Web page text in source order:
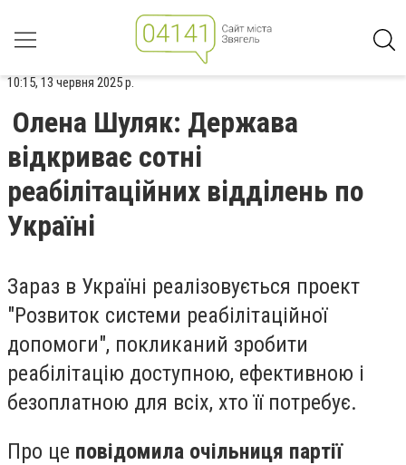
10:15, 13 червня 2025 р.
Олена Шуляк: Держава
відкриває сотні
реабілітаційних відділень по
Україні
Зараз в Україні реалізовується проект
"Розвиток системи реабілітаційної
допомоги", покликаний зробити
реабілітацію доступною, ефективною і
безоплатною для всіх, хто її потребує.
Про це повідомила очільниця партії